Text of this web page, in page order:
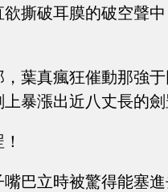
欲撕破耳膜的破空聲
，葉真瘋狂催動那強
上暴漲出近八丈長的
嘴巴立時被驚得能塞